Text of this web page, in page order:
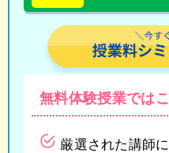
無料体験授業では
厳選された講師